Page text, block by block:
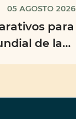
05 AGOSTO 2026
para
de las